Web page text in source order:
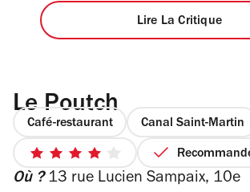
Lire La Critique
Le Poutch
Café-restaurant Canal Saint-Martin
4
sur
Où ?13 rue Lucien Sampaix, 10e